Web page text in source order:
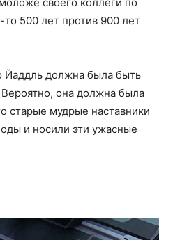
то 500 лет против 900 лет
Йаддль должна была быть
она должна была
старые мудрые наставники
и носили эти ужасные